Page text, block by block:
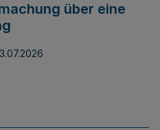
über eine